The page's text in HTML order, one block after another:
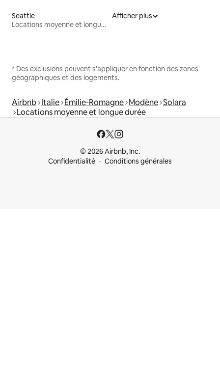
Seattle
Locations moyenne et longue durée
Afficher plus
* Des exclusions peuvent s'appliquer en fonction des zones
géographiques et des logements.
Airbnb Italie Émilie-Romagne Modène Solara
Locations moyenne et longue durée
© 2026 Airbnb, Inc.
Confidentialité
Conditions générales